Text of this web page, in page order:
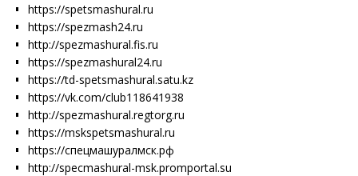
https://spetsmashural.ru
https://spezmash24.ru
http://spezmashural.fis.ru
https://spezmashural24.ru
https://td-spetsmashural.satu.kz
https://vk.com/club118641938
http://spezmashural.regtorg.ru
https://mskspetsmashural.ru
https://спецмашуралмск.рф
http://specmashural-msk.promportal.su